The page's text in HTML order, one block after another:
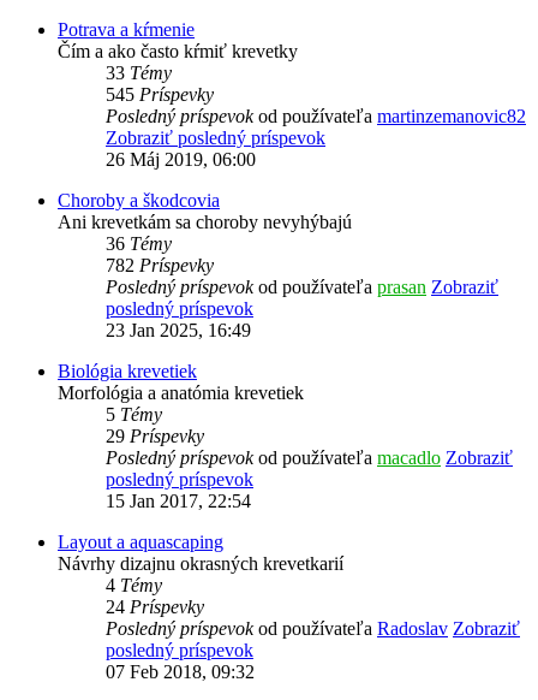
Potrava a kŕmenie
Čím a ako často kŕmiť krevetky
33 Témy
545 Príspevky
Posledný príspevokod používateľa martinzemanovic82
Zobraziť posledný príspevok
26 Máj 2019, 06:00
Choroby a škodcovia
Ani krevetkám sa choroby nevyhýbajú
36 Témy
782 Príspevky
Posledný príspevokod používateľa prasan Zobraziť
posledný príspevok
23 Jan 2025, 16:49
Biológia krevetiek
Morfológia a anatómia krevetiek
5 Témy
29 Príspevky
Posledný príspevokod používateľa macadlo Zobraziť
posledný príspevok
15 Jan 2017, 22:54
Layout a aquascaping
Návrhy dizajnu okrasných krevetkarií
4 Témy
24 Príspevky
Posledný príspevokod používateľa Radoslav Zobraziť
posledný príspevok
07 Feb 2018, 09:32